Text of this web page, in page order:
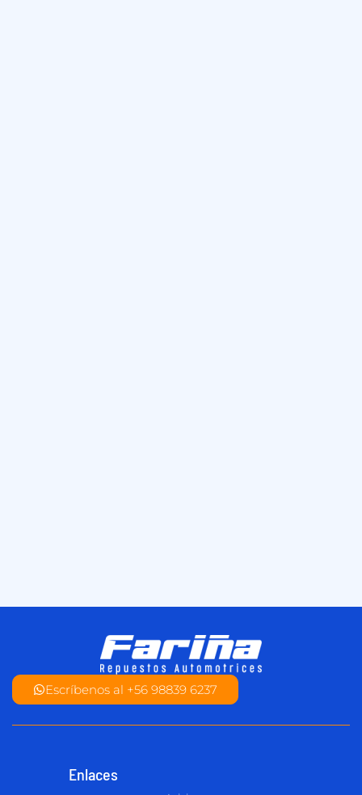
Escríbenos al +56 98839 6237
Enlaces